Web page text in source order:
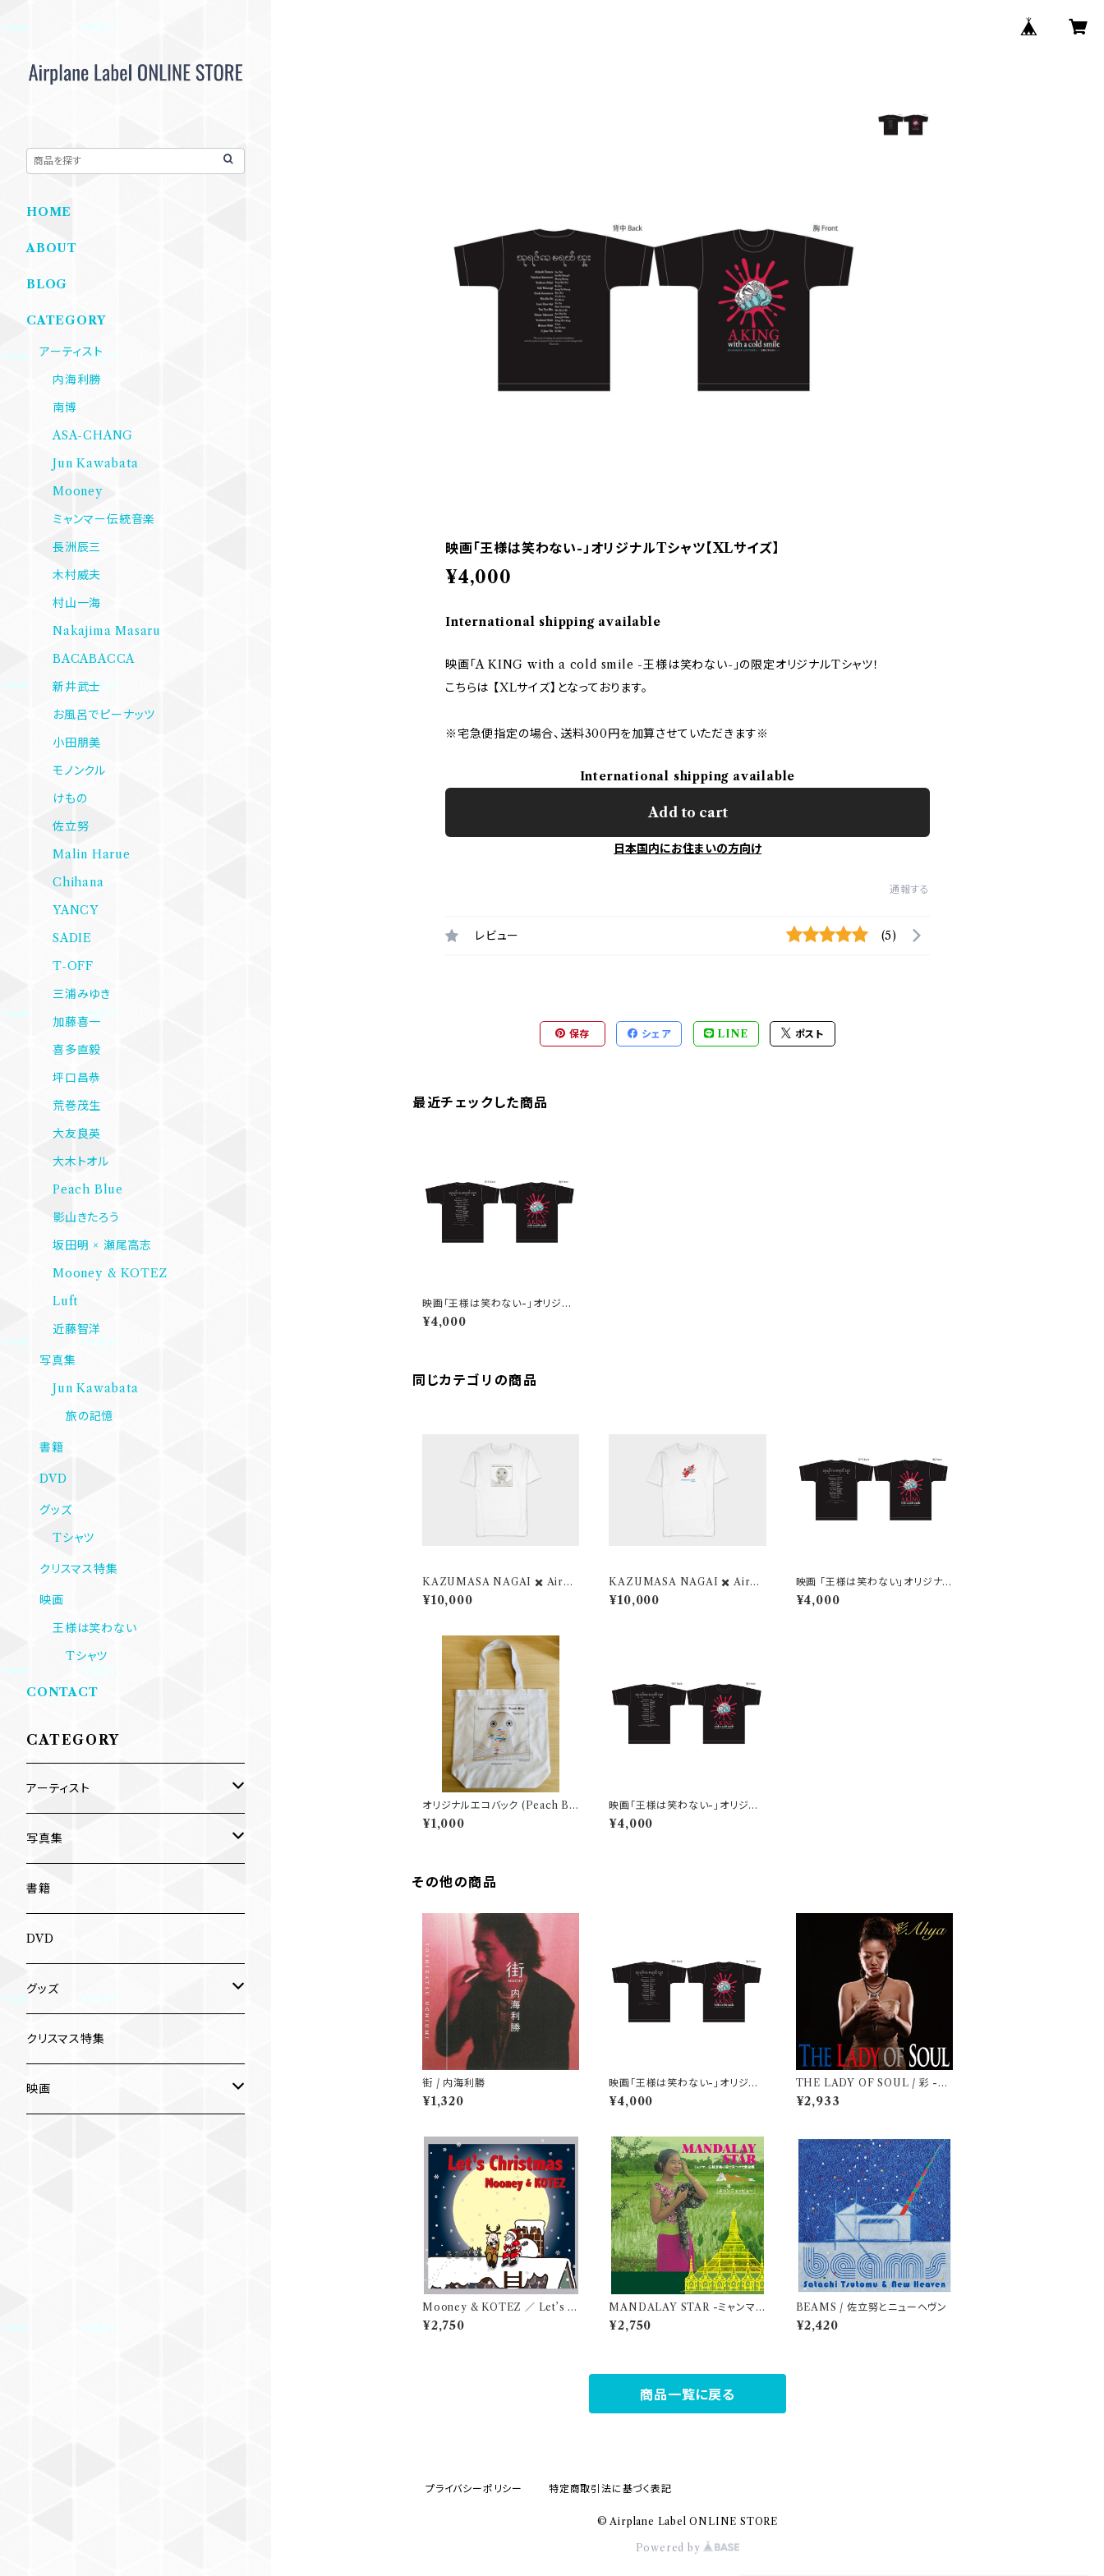
映画「王様は笑わない-」オリジナルTシャツ【XLサイズ】
¥4,000
International shipping available
映画「A KING with a cold smile -王様は笑わない-」の限定オリジナルTシャツ！
こちらは 【XLサイズ】となっております。
※宅急便指定の場合、送料300円を加算させていただきます※
International shipping available
Add to cart
日本国内にお住まいの方向け
通報する
レビュー (5)
保存 シェア LINE ポスト
最近チェックした商品
映画「王様は笑わない-」オリジナ
ルTシャツ【XLサイズ】
¥4,000
同じカテゴリの商品
KAZUMASA NAGAI ✖️ Airpla
ne Label オリジナルTシャツ
バード ver.
¥10,000
KAZUMASA NAGAI ✖️ Airpla
ne Label オリジナルTシャツ
空を飛ぶゾウver.
¥10,000
映画 「王様は笑わない」オリジナル
Tシャツ【Mサイズ】
¥4,000
オリジナルエコバック (Peach Blu
e - Beach Combing 2021)
¥1,000
映画「王様は笑わない-」オリジナ
ルTシャツ【Lサイズ】
¥4,000
その他の商品
街 / 内海利勝
¥1,320
映画「王様は笑わない-」オリジナ
ルTシャツ【XLサイズ】
¥4,000
THE LADY OF SOUL / 彩 -Ah
ya-
¥2,933
Mooney & KOTEZ ／ Let’s C
hristmas
¥2,750
MANDALAY STAR -ミャンマー
民族音楽の旅で見つけた黄金郷-
/ ポウンニェッピュー
¥2,750
BEAMS / 佐立努とニューヘヴン
¥2,420
商品一覧に戻る
HOME
ABOUT
BLOG
CATEGORY
アーティスト
内海利勝
南博
ASA-CHANG
Jun Kawabata
Mooney
ミャンマー伝統音楽
長洲辰三
木村威夫
村山一海
Nakajima Masaru
BACABACCA
新井武士
お風呂でピーナッツ
小田朋美
モノンクル
けもの
佐立努
Malin Harue
Chihana
YANCY
SADIE
T-OFF
三浦みゆき
加藤喜一
喜多直毅
坪口昌恭
荒巻茂生
大友良英
大木トオル
Peach Blue
影山きたろう
坂田明 × 瀬尾高志
Mooney & KOTEZ
Luft
近藤智洋
写真集
Jun Kawabata
旅の記憶
書籍
DVD
グッズ
Tシャツ
クリスマス特集
映画
王様は笑わない
Tシャツ
CONTACT
CATEGORY
アーティスト
内海利勝
南博
ASA-CHANG
Jun Kawabata
Mooney
ミャンマー伝統音楽
写真集
Jun Kawabata
旅の記憶
書籍
DVD
グッズ
Tシャツ
クリスマス特集
映画
プライバシーポリシー 特定商取引法に基づく表記
© Airplane Label ONLINE STORE
Powered by